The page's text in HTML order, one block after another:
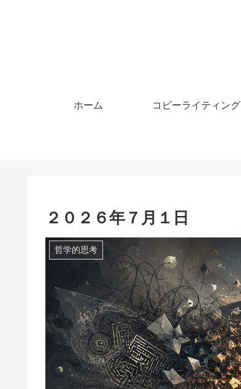
ホーム コピーライティング
２０２６年７月１日
哲学的思考